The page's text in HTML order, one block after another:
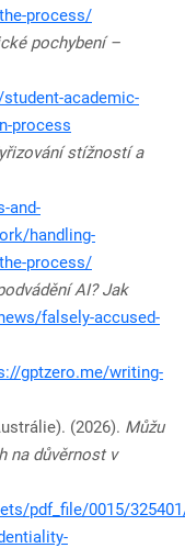
process/
pochybení –
academic-
process
stížností a
and-
handling-
process/
AI? Jak
falsely-accused-
gptzero.me/writing-
(2026). Můžu
na důvěrnost v
pdf_file/0015/